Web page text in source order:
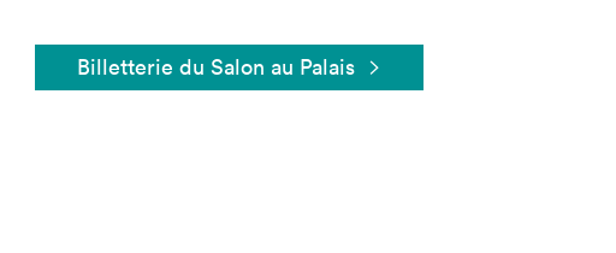
Billetterie du Salon au Palais